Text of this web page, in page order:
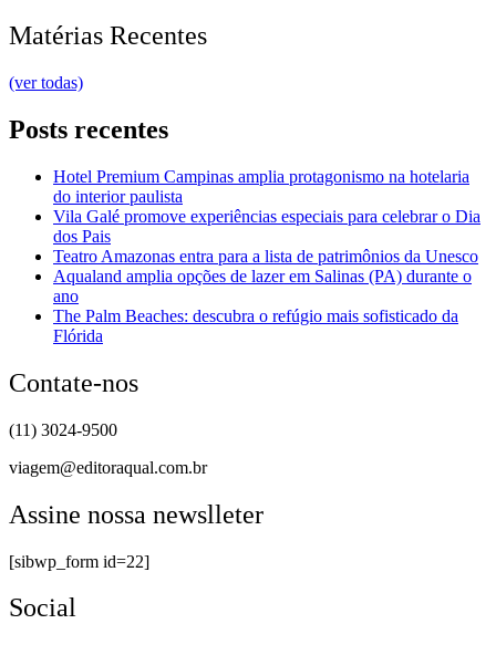
Matérias Recentes
(ver todas)
Posts recentes
Hotel Premium Campinas amplia protagonismo na hotelaria
do interior paulista
Vila Galé promove experiências especiais para celebrar o Dia
dos Pais
Teatro Amazonas entra para a lista de patrimônios da Unesco
Aqualand amplia opções de lazer em Salinas (PA) durante o
ano
The Palm Beaches: descubra o refúgio mais sofisticado da
Flórida
Contate-nos
(11) 3024-9500
viagem@editoraqual.com.br
Assine nossa newslleter
[sibwp_form id=22]
Social